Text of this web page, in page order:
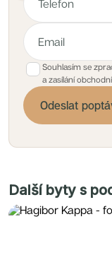
Souhlasím se
a zasílání
Odeslat
Další byty s